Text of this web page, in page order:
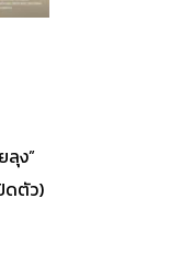
ลุง”
ดตัว)